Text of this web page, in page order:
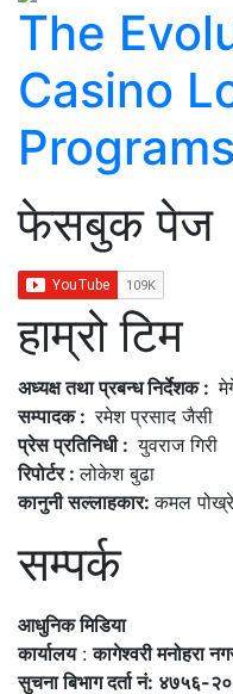
The
Casino
Programs
फेसबुक पेज
हाम्रो टिम
अध्यक्ष तथा प्रबन्ध निर्देशक :
सम्पादक :रमेश प्रसाद जैसी
प्रेस प्रतिनिधी :युवराज गिरी
रिपोर्टर :लोकेश बुढा
कानुनी सल्लाहकार:कमल
सम्पर्क
आधुनिक मिडिया
कार्यालय:कागेश्वरी मनोहरा
सुचना बिभाग दर्ता नं: ४७५६-